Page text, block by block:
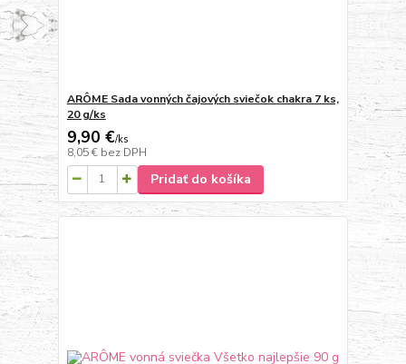
ARÔME Sada vonných čajových sviečok chakra 7 ks,
20 g/ks
9,90 €/ks
8,05 € bez DPH
Pridať do košíka